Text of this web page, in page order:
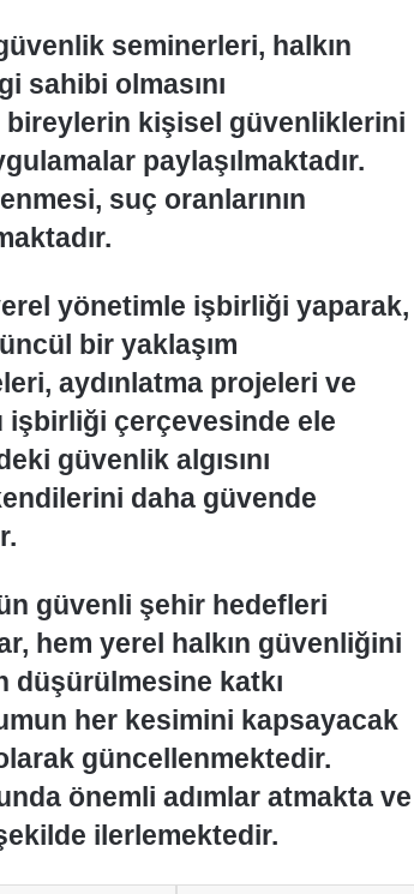
seminerleri, halkın
sahibi olmasını
kişisel güvenliklerini
paylaşılmaktadır.
suç oranlarının
yönetimle işbirliği yaparak,
bir yaklaşım
aydınlatma projeleri ve
işbirliği çerçevesinde ele
güvenlik algısını
daha güvende
güvenli şehir hedefleri
hem yerel halkın güvenliğini
düşürülmesine katkı
her kesimini kapsayacak
güncellenmektedir.
önemli adımlar atmakta ve
ilerlemektedir.